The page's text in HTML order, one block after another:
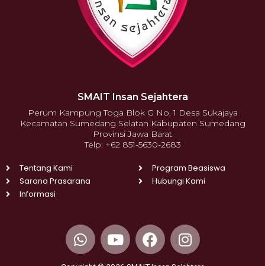
SMAIT Insan Sejahtera
Perum Kampung Toga Blok G No. 1 Desa Sukajaya
Kecamatan Sumedang Selatan Kabupaten Sumedang
Provinsi Jawa Barat
Telp: +62 851-5630-2683
Tentang Kami
Sarana Prasarana
Informasi
Program Beasiswa
Hubungi Kami
W
h
a
Y
o
u
F
a
c
I
n
s